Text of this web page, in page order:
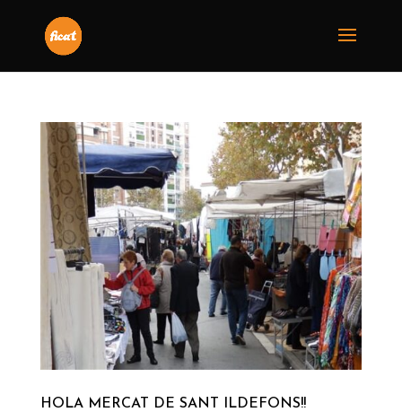
HOLA MERCAT DE SANT ILDEFONS!!